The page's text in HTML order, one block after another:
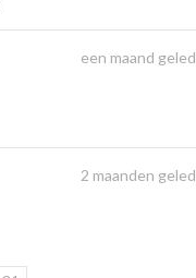
een maand
2 maanden